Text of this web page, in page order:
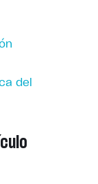
del